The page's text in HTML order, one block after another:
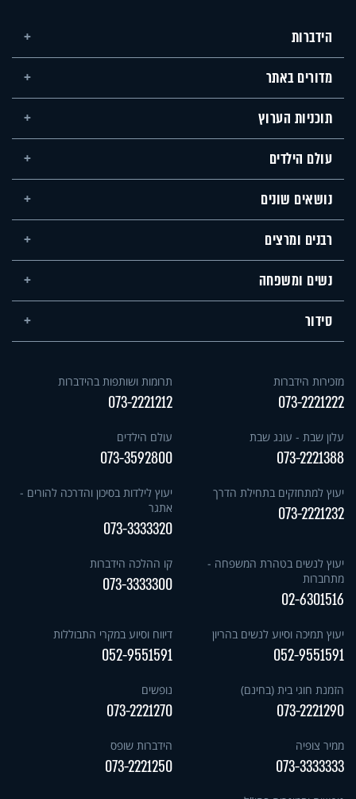
הידברות
מדורים באתר
תוכניות הערוץ
עולם הילדים
נושאים שונים
רבנים ומרצים
נשים ומשפחה
סידור
מזכירות הידברות
073-2221222
תרומות ושותפות בהידברות
073-2221212
עלון שבת - עונג שבת
073-2221388
עולם הילדים
073-3592800
יעוץ למתחזקים בתחילת הדרך
073-2221232
יעוץ לילדות בסיכון והדרכה להורים -
אתגר
073-3333320
יעוץ לנשים בטהרת המשפחה -
מתחברות
02-6301516
קו ההלכה הידברות
073-3333300
יעוץ תמיכה וסיוע לנשים בהריון
052-9551591
דיווח וסיוע במקרי התבוללות
052-9551591
הזמנת חוגי בית (בחינם)
073-2221290
נופשים
073-2221270
ממיר צופיה
073-3333333
הידברות שופס
073-2221250